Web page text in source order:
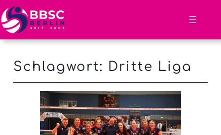
Schlagwort: Dritte Liga